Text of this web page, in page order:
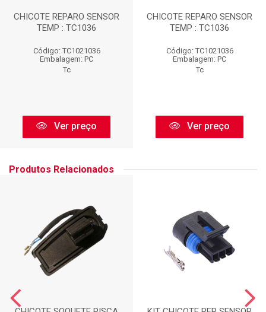
CHICOTE REPARO SENSOR
TEMP : TC1036
Código: TC1021036
Embalagem: PC
Tc
Ver preço
CHICOTE REPARO SENSOR
TEMP : TC1036
Código: TC1021036
Embalagem: PC
Tc
Ver preço
Produtos Relacionados